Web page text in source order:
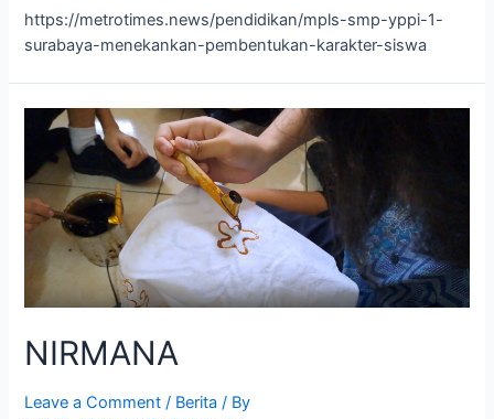
https://metrotimes.news/pendidikan/mpls-smp-yppi-1-
surabaya-menekankan-pembentukan-karakter-siswa
NIRMANA
Leave a Comment / Berita / By